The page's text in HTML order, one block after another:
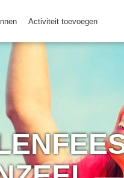
Activiteit toevoegen